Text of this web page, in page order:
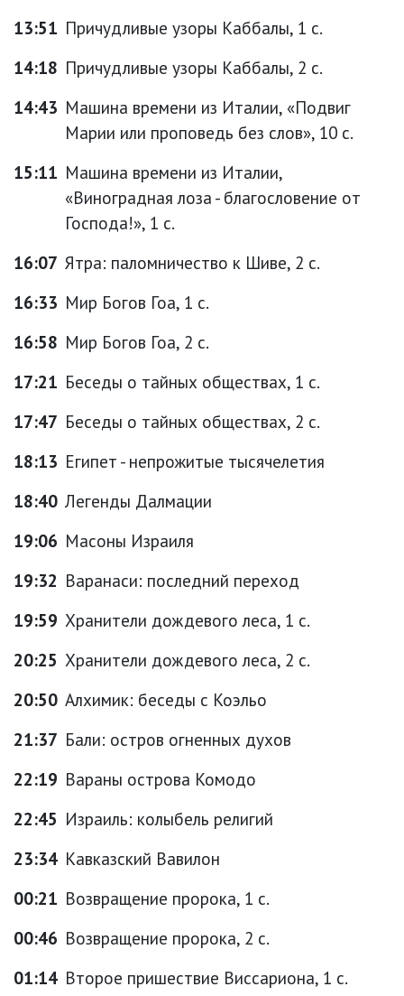
13:51 Причудливые узоры Каббалы, 1 с.
14:18 Причудливые узоры Каббалы, 2 с.
14:43 Машина времени из Италии, «Подвиг
Марии или проповедь без слов», 10 с.
15:11 Машина времени из Италии,
«Виноградная лоза - благословение от
Господа!», 1 с.
16:07 Ятра: паломничество к Шиве, 2 с.
16:33 Мир Богов Гоа, 1 с.
16:58 Мир Богов Гоа, 2 с.
17:21 Беседы о тайных обществах, 1 с.
17:47 Беседы о тайных обществах, 2 с.
18:13 Египет - непрожитые тысячелетия
18:40 Легенды Далмации
19:06 Масоны Израиля
19:32 Варанаси: последний переход
19:59 Хранители дождевого леса, 1 с.
20:25 Хранители дождевого леса, 2 с.
20:50 Алхимик: беседы с Коэльо
21:37 Бали: остров огненных духов
22:19 Вараны острова Комодо
22:45 Израиль: колыбель религий
23:34 Кавказский Вавилон
00:21 Возвращение пророка, 1 с.
00:46 Возвращение пророка, 2 с.
01:14 Второе пришествие Виссариона, 1 с.